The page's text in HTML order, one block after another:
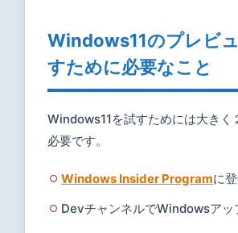
ために必要
なこと
Windows
Insider
に登録
Windows11のプレビ
すために必要なこと
Windows11を試すためには大きく
必要です。
Windows Insider Programに
DevチャンネルでWindowsアッ